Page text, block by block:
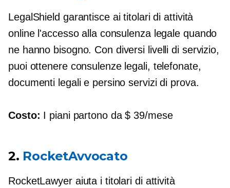
LegalShield garantisce ai titolari di attività
online l'accesso alla consulenza legale quando
ne hanno bisogno. Con diversi livelli di servizio,
puoi ottenere consulenze legali, telefonate,
documenti legali e persino servizi di prova.
Costo: I piani partono da $ 39/mese
2. RocketAvvocato
RocketLawyer aiuta i titolari di attività